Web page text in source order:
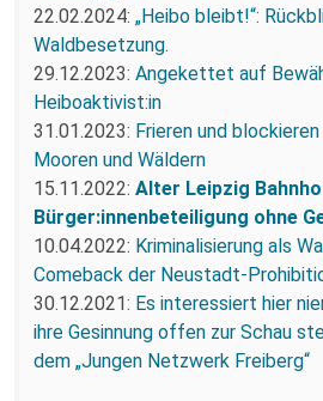
22.02.2024: „Heibo bleibt!“:
Waldbesetzung.
29.12.2023: Angekettet auf
Heiboaktivist:in
31.01.2023: Frieren und
Mooren und Wäldern
15.11.2022: Alter Leipzig
Bürger:innenbeteiligung ohne
10.04.2022: Kriminalisierung als
Comeback der Neustadt-
30.12.2021: Es interessiert hier
ihre Gesinnung offen zur Schau
dem „Jungen Netzwerk Freiberg“